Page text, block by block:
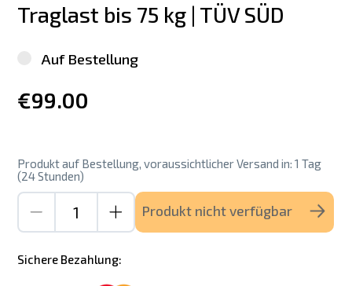
Traglast bis 75 kg | TÜV SÜD
Auf Bestellung
€99.00
Produkt auf Bestellung, voraussichtlicher Versand in: 1 Tag
(24 Stunden)
Produkt nicht verfügbar
Sichere Bezahlung: